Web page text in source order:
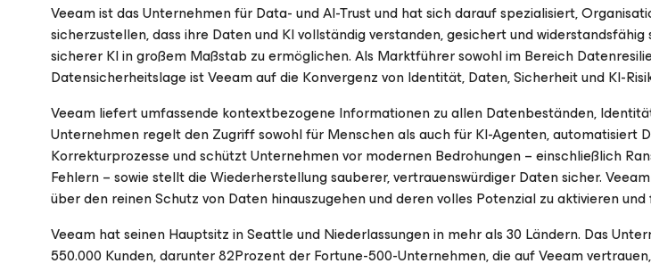
Veeam ist das Unternehmen für Data- und AI-Trust und hat sich darauf spezialisiert,
sicherzustellen, dass ihre Daten und KI vollständig verstanden, gesichert und widerstandsfähig
sicherer KI in großem Maßstab zu ermöglichen. Als Marktführer sowohl im Bereich
Datensicherheitslage ist Veeam auf die Konvergenz von Identität, Daten, Sicherheit und KI-
Veeam liefert umfassende kontextbezogene Informationen zu allen Datenbeständen,
Unternehmen regelt den Zugriff sowohl für Menschen als auch für KI-Agenten, automatisiert
Korrekturprozesse und schützt Unternehmen vor modernen Bedrohungen – einschließlich
Fehlern – sowie stellt die Wiederherstellung sauberer, vertrauenswürdiger Daten sicher.
über den reinen Schutz von Daten hinauszugehen und deren volles Potenzial zu aktivieren
Veeam hat seinen Hauptsitz in Seattle und Niederlassungen in mehr als 30 Ländern. Das
550.000 Kunden, darunter 82Prozent der Fortune-500-Unternehmen, die auf Veeam